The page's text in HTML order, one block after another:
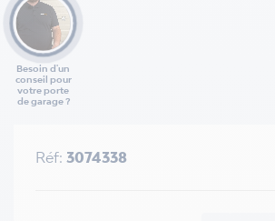
Besoin d'un
conseil pour
votre porte
de garage ?
Réf: 3074338